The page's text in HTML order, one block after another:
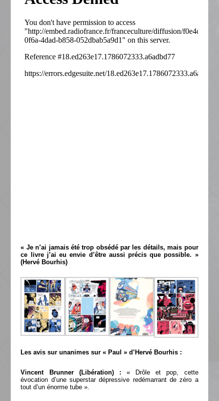
« Je n’ai jamais été trop obsédé par les détails, mais pour
ce livre j’ai eu envie d’être aussi précis que possible. »
(Hervé Bourhis)
Les avis sur unanimes sur « Paul » d’Hervé Bourhis :
Vincent Brunner (Libération) : « Drôle et pop, cette
évocation d’une superstar dépressive redémarrant de zéro a
tout d’un énorme tube ».